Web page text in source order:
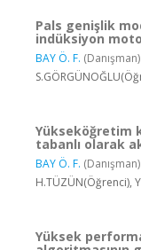
Pals genişlik
indüksiyon
BAY Ö. F. (Danışman)
Yükseköğretim
tabanlı olarak
BAY Ö. F. (Danışman)
H.TÜZÜN(Öğrenci),
Yüksek